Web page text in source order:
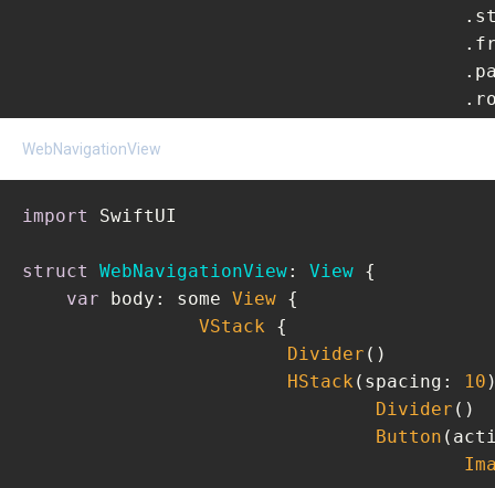
					.onAppear {
					}
		}
	}
LoaderView_Previews:
View {
WebNavigationView
import SwiftUI
struct WebNavigationView: View {
var body: some View {
VStack {
Divider ()
HStack (spacing: 10
Divider ()
Button